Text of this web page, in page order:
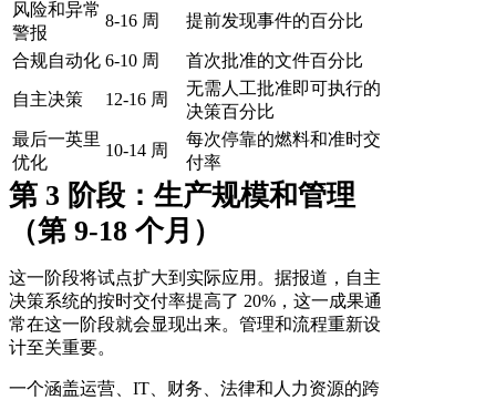
风险和异常
警报
8-16 周 提前发现事件的百分比
合规自动化 6-10 周 首次批准的文件百分比
自主决策 12-16 周
无需人工批准即可执行的
决策百分比
最后一英里
优化
10-14 周
每次停靠的燃料和准时交
付率
第 3 阶段：生产规模和管理
（第 9-18 个月）
这一阶段将试点扩大到实际应用。据报道，自主
决策系统的按时交付率提高了 20%，这一成果通
常在这一阶段就会显现出来。管理和流程重新设
计至关重要。
一个涵盖运营、IT、财务、法律和人力资源的跨